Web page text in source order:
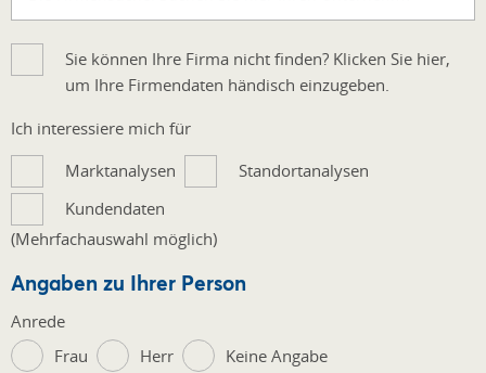
Sie können Ihre Firma nicht finden? Klicken Sie hier,
um Ihre Firmendaten händisch einzugeben.
Ich interessiere mich für
Marktanalysen
Standortanalysen
Kundendaten
(Mehrfachauswahl möglich)
Angaben zu Ihrer Person
Anrede
Frau
Herr Keine Angabe